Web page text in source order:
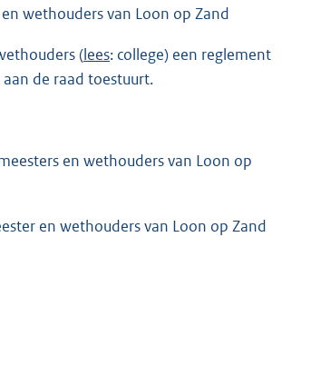
wethouders van Loon op Zand
(lees: college) een reglement
de raad toestuurt.
en wethouders van Loon op
en wethouders van Loon op Zand